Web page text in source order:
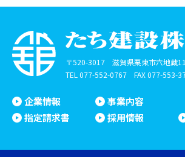
〒520-3017 滋賀県栗東市六地蔵
TEL077-552-0767 FAX 077-553-
企業情報
事業内容
指定請求書
採用情報